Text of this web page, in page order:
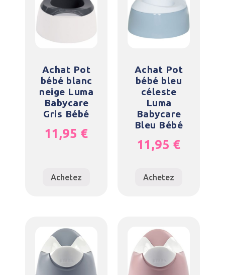
Achat Pot
bébé blanc
neige Luma
Babycare
Gris Bébé
11,95 €
Achetez
Achat Pot
bébé bleu
céleste
Luma
Babycare
Bleu Bébé
11,95 €
Achetez